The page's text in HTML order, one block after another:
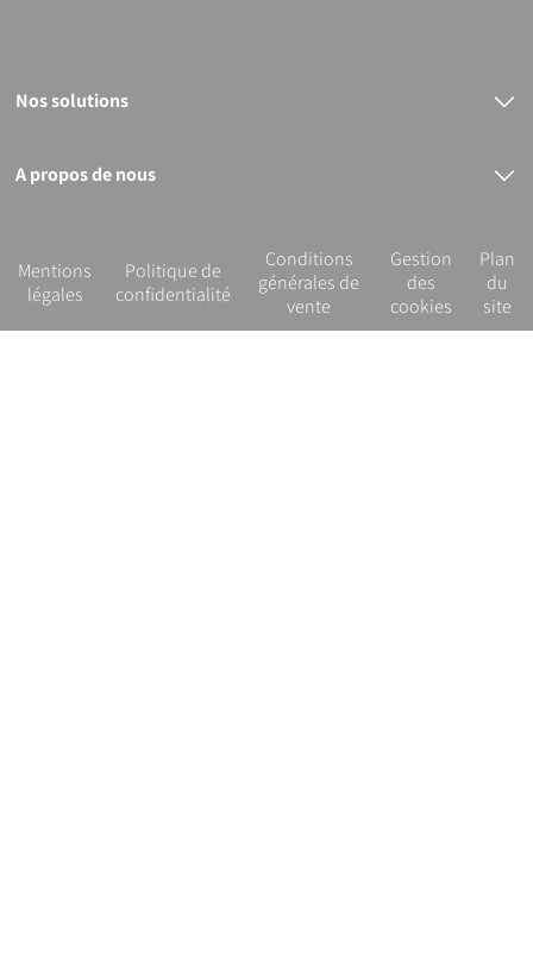
Nos solutions
Bout à bout
A propos de nous
Notre démarche RSE
Mentions
légales
Politique de
confidentialité
Conditions
générales de
vente
Gestion
des
cookies
Plan
du
site